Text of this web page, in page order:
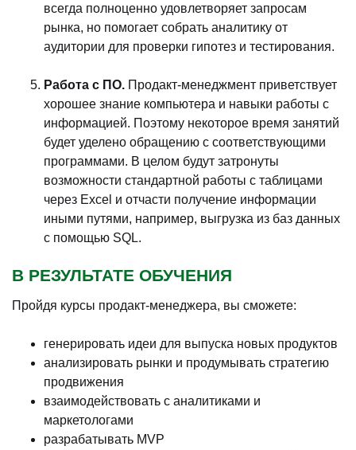
всегда полноценно удовлетворяет запросам
рынка, но помогает собрать аналитику от
аудитории для проверки гипотез и тестирования.
Работа с ПО. Продакт-менеджмент приветствует
хорошее знание компьютера и навыки работы с
информацией. Поэтому некоторое время занятий
будет уделено обращению с соответствующими
программами. В целом будут затронуты
возможности стандартной работы с таблицами
через Excel и отчасти получение информации
иными путями, например, выгрузка из баз данных
с помощью SQL.
В РЕЗУЛЬТАТЕ ОБУЧЕНИЯ
Пройдя курсы продакт-менеджера, вы сможете:
генерировать идеи для выпуска новых продуктов
анализировать рынки и продумывать стратегию
продвижения
взаимодействовать с аналитиками и
маркетологами
разрабатывать MVP